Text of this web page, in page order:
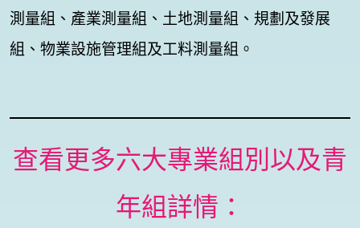
測量組、產業測量組、土地測量組、規劃及發展
組、物業設施管理組及工料測量組。
查看更多六大專業組別以及青
年組詳情：